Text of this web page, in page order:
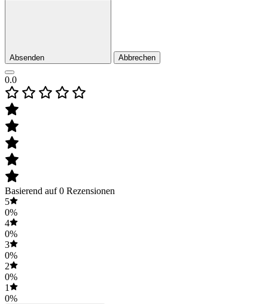
Absenden Abbrechen
0.0
Basierend auf 0 Rezensionen
5
0%
4
0%
3
0%
2
0%
1
0%